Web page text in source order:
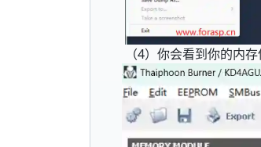
（4）你会看到你的内